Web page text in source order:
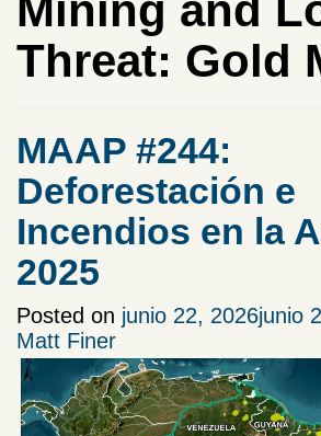
Mining and
Threat: Gold
MAAP #244:
Deforestación e
Incendios en la
2025
Posted on junio 22, 2026junio
Matt Finer